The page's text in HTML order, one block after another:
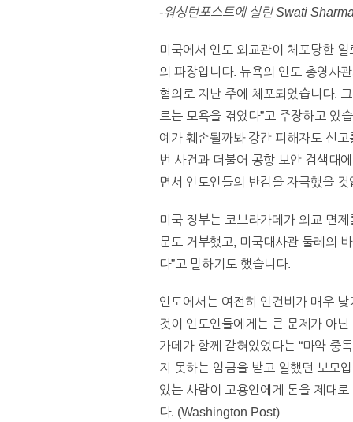
-워싱턴포스트에 실린 Swati
미국에서 인도 외교관이 체포당한
의 파장입니다. 뉴욕의 인도 총영사
혐의로 지난 주에 체포되었습니다.
르는 모욕을 겪었다”고 주장하고 있
예가 훼손될까봐 강간 피해자도 신
번 사건과 더불어 공항 보안 검색대
면서 인도인들의 반감을 자극했을 것
미국 정부는 코브라가데가 외교 면
문도 거부했고, 미국대사관 둘레의
다”고 말하기도 했습니다.
인도에서는 여전히 인건비가 매우
것이 인도인들에게는 큰 문제가 아
가데가 함께 갇혀있었다는 “마약 중
지 못하는 임금을 받고 일했던 보모
있는 사람이 고용인에게 돈을 제대
다. (Washington Post)